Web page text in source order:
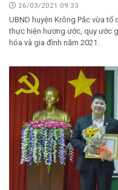
26/03/2021 09:33
UBND huyện Krông Pắc vừa tổ
thực hiện hương ước, quy ước
hóa và gia đình năm 2021.